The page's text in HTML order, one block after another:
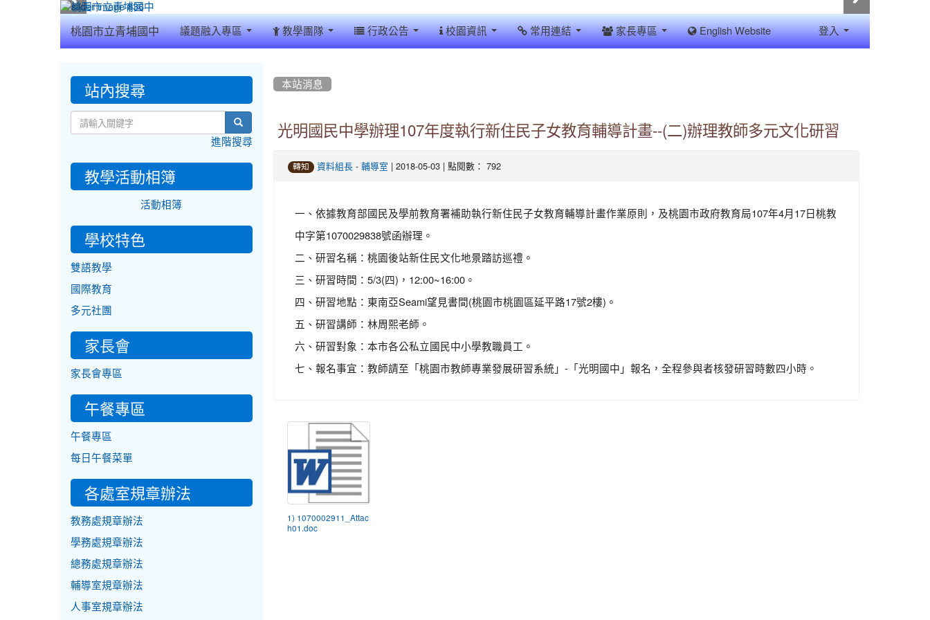
桃園市立青埔國中 議題融入專區 教學團隊 行政公告 校園資訊 常用連結 家長專區 English Website 登入
本站消息
光明國民中學辦理107年度執行新住民子女教育輔導計畫--(二)辦理教師多元文化研習
轉知 資料組長- 輔導室 | 2018-05-03 | 點閱數： 792
一、依據教育部國民及學前教育署補助執行新住民子女教育輔導計畫作業原則，及桃園市政府教育局107年4月17日桃教
中字第1070029838號函辦理。
二、研習名稱：桃園後站新住民文化地景踏訪巡禮。
三、研習時間：5/3(四)，12:00~16:00。
四、研習地點：東南亞Seami望見書間(桃園市桃園區延平路17號2樓)。
五、研習講師：林周熙老師。
六、研習對象：本市各公私立國民中小學教職員工。
七、報名事宜：教師請至「桃園市教師專業發展研習系統」-「光明國中」報名，全程參與者核發研習時數四小時。
1) 1070002911_Attac
h01.doc
::: 站內搜尋
search
進階搜尋
教學活動相簿
活動相簿
學校特色
雙語教學
國際教育
多元社團
家長會
家長會專區
午餐專區
午餐專區
每日午餐菜單
各處室規章辦法
教務處規章辦法
學務處規章辦法
總務處規章辦法
輔導室規章辦法
人事室規章辦法